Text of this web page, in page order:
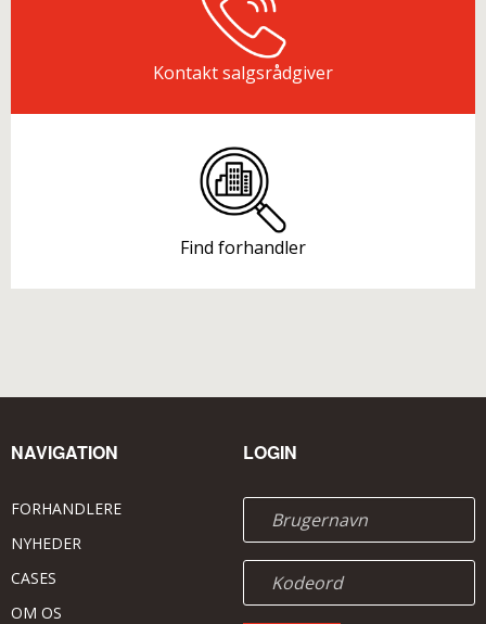
Kontakt salgsrådgiver
Find forhandler
NAVIGATION
FORHANDLERE
NYHEDER
CASES
OM OS
LOGIN